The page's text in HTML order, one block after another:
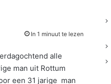
In 1 minuut te lezen
alle
man uit Rottum
een 31 jarige man